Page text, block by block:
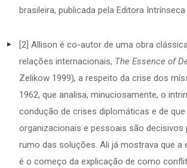
brasileira, publicada pela Editora Intrínseca
[2] Allison é co-autor de uma obra
relações internacionais, The Essence of
Zelikow 1999), a respeito da crise dos
1962, que analisa, minuciosamente, o
condução de crises diplomáticas e de
organizacionais e pessoais são decisivos
rumo das soluções. Ali já mostrava que a
é o começo da explicação de como